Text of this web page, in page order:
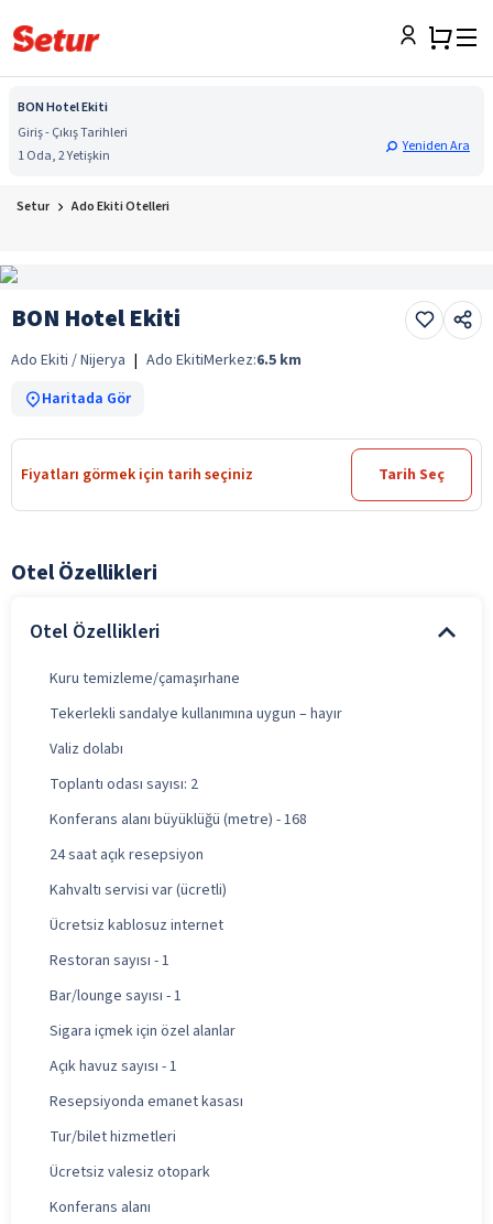
BON Hotel Ekiti
Giriş - Çıkış Tarihleri
1 Oda, 2 Yetişkin
Yeniden Ara
Setur Ado Ekiti Otelleri
BON Hotel Ekiti
Ado Ekiti / Nijerya | Ado EkitiMerkez:6.5 km
Haritada Gör
Fiyatları görmek için tarih seçiniz Tarih Seç
Otel Özellikleri
Otel Özellikleri
Kuru temizleme/çamaşırhane
Tekerlekli sandalye kullanımına uygun – hayır
Valiz dolabı
Toplantı odası sayısı: 2
Konferans alanı büyüklüğü (metre) - 168
24 saat açık resepsiyon
Kahvaltı servisi var (ücretli)
Ücretsiz kablosuz internet
Restoran sayısı - 1
Bar/lounge sayısı - 1
Sigara içmek için özel alanlar
Açık havuz sayısı - 1
Resepsiyonda emanet kasası
Tur/bilet hizmetleri
Ücretsiz valesiz otopark
Konferans alanı